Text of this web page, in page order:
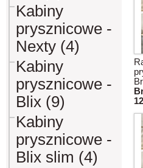
Kabiny
prysznicowe -
Nexty (4)
Kabiny
prysznicowe -
Blix (9)
Kabiny
prysznicowe -
Blix slim (4)